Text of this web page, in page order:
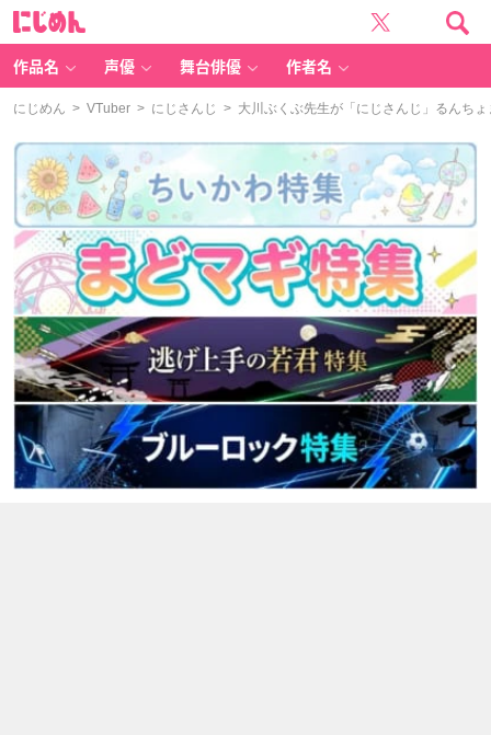
作品名 声優 舞台俳優 作者名
にじめん > VTuber > にじさんじ > 大川ぶくぶ先生が「にじさんじ」るんち